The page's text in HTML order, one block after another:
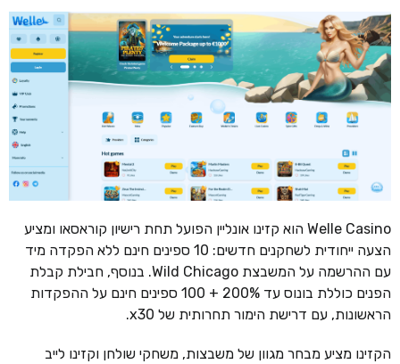
Welle Casino הוא קזינו אונליין הפועל תחת רישיון קוראסאו ומציע
הצעה ייחודית לשחקנים חדשים: 10 ספינים חינם ללא הפקדה מיד
עם ההרשמה על המשבצת Wild Chicago. בנוסף, חבילת קבלת
הפנים כוללת בונוס עד 200% + 100 ספינים חינם על ההפקדות
הראשונות, עם דרישת הימור תחרותית של x30.
הקזינו מציע מבחר מגוון של משבצות, משחקי שולחן וקזינו לייב